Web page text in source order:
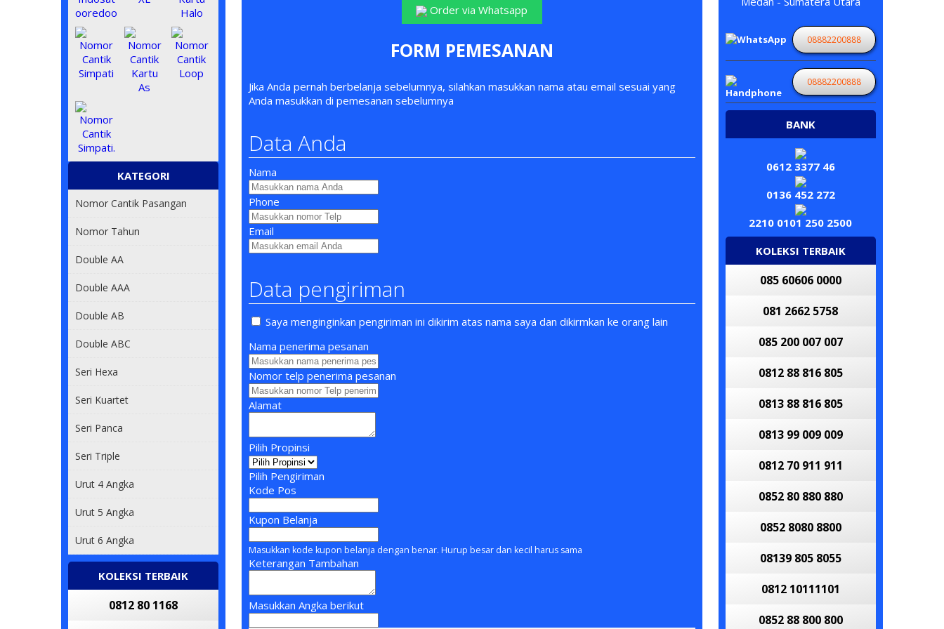
KATEGORI
Nomor Cantik Pasangan
Nomor Tahun
Double AA
Double AAA
Double AB
Double ABC
Seri Hexa
Seri Kuartet
Seri Panca
Seri Triple
Urut 4 Angka
Urut 5 Angka
Urut 6 Angka
KOLEKSI TERBAIK
0812 80 1168
Order via Whatsapp
FORM PEMESANAN
Jika Anda pernah berbelanja sebelumnya, silahkan masukkan nama atau email sesuai yang
Anda masukkan di pemesanan sebelumnya
Data Anda
Nama
Phone
Email
Data pengiriman
Saya menginginkan pengiriman ini dikirim atas nama saya dan dikirmkan ke orang lain
Nama penerima pesanan
Nomor telp penerima pesanan
Alamat
Pilih Propinsi
Pilih Pengiriman
Kode Pos
Kupon Belanja
Masukkan kode kupon belanja dengan benar. Hurup besar dan kecil harus sama
Keterangan Tambahan
Masukkan Angka berikut
08882200888
08882200888
BANK
0612 3377 46
0136 452 272
2210 0101 250 2500
KOLEKSI TERBAIK
085 60606 0000
081 2662 5758
085 200 007 007
0812 88 816 805
0813 88 816 805
0813 99 009 009
0812 70 911 911
0852 80 880 880
0852 8080 8800
08139 805 8055
0812 10111101
0852 88 800 800